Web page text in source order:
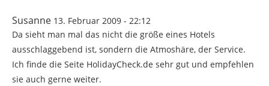
Susanne 13. Februar 2009 - 22:12
Da sieht man mal das nicht die größe eines Hotels
ausschlaggebend ist, sondern die Atmoshäre, der Service.
Ich finde die Seite HolidayCheck.de sehr gut und empfehlen
sie auch gerne weiter.